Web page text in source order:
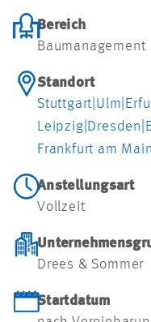
Bereich
Baumanagement
Standort
Stuttgart Ulm
Leipzig Dresden
Frankfurt am Main
Anstellungsart
Vollzeit
Drees & Sommer
Startdatum